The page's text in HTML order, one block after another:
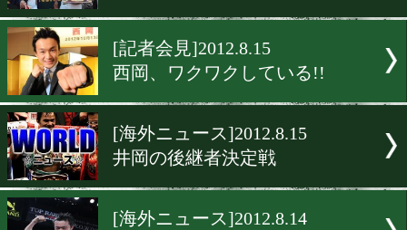
[ニュース]2012.8.23
西岡VSドネア 観戦ツアー
[海外ニュース]2012.8.22
WBAがハーフ・ポイント制